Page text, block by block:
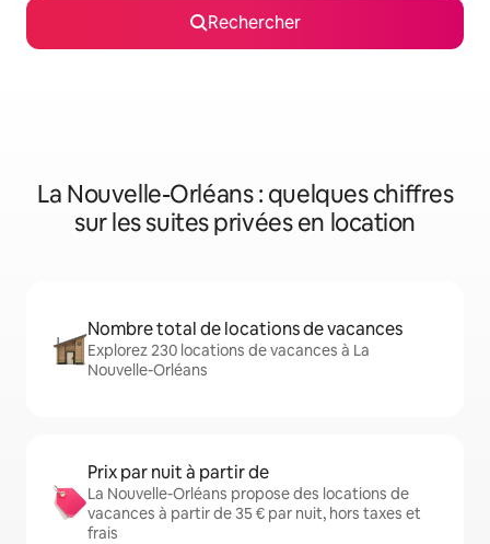
Rechercher
La Nouvelle-Orléans : quelques chiffres
sur les suites privées en location
Nombre total de locations de vacances
Explorez 230 locations de vacances à La
Nouvelle-Orléans
Prix par nuit à partir de
La Nouvelle-Orléans propose des locations de
vacances à partir de 35 € par nuit, hors taxes et
frais